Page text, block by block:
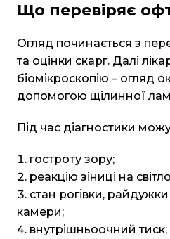
Що перевіряє
Огляд починається з
та оцінки скарг. Далі
біомікроскопію – огляд
допомогою щілинної
Під час діагностики
гостроту зору;
реакцію зіниці на
стан рогівки,
камери;
внутрішньоочний тиск;